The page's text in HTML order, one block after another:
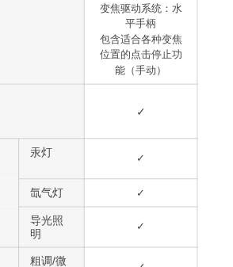
变焦驱动系统：水
平手柄
包含适合各种变焦
位置的点击停止功
能（手动）
✓
汞灯 ✓
氙气灯 ✓
导光照
明
✓
粗调/微